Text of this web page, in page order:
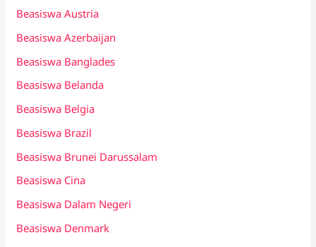
Beasiswa Austria
Beasiswa Azerbaijan
Beasiswa Banglades
Beasiswa Belanda
Beasiswa Belgia
Beasiswa Brazil
Beasiswa Brunei Darussalam
Beasiswa Cina
Beasiswa Dalam Negeri
Beasiswa Denmark